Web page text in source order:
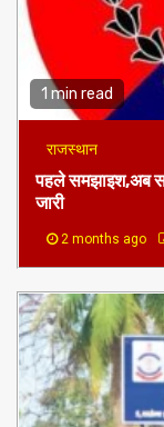
1 min read
राजस्थान
पहले समझाइश,अब
जारी
2 months ago